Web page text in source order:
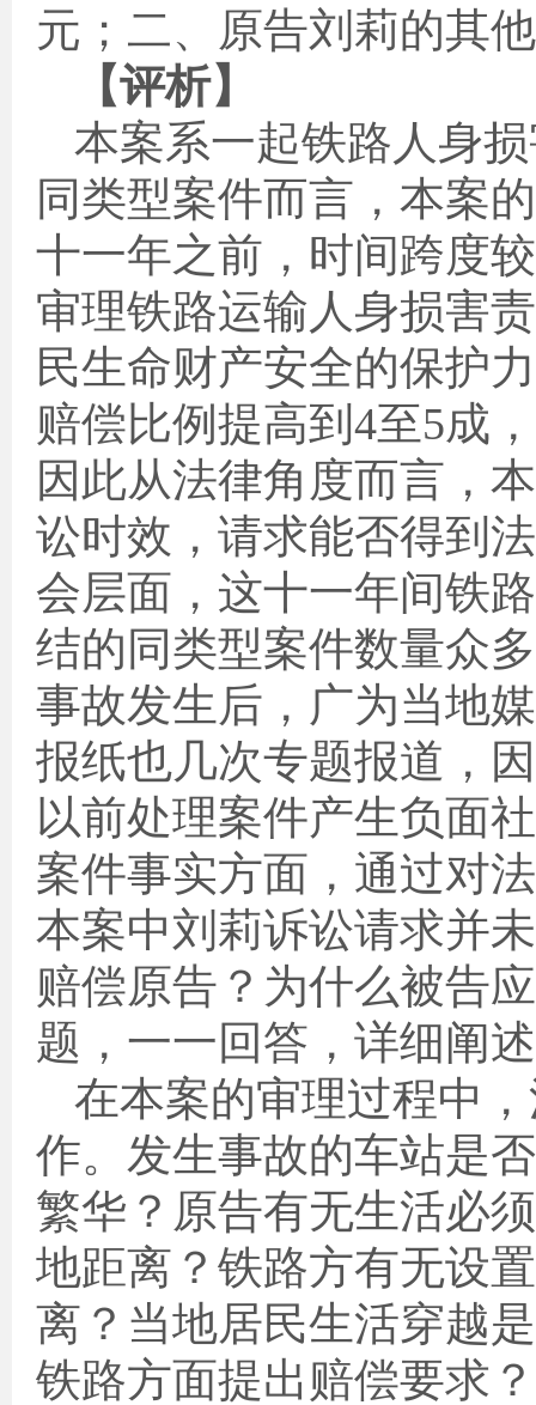
元；二、原告刘莉的其
【评析】
本案系一起铁路人身
同类型案件而言，本案
十一年之前，时间跨度
审理铁路运输人身损害
民生命财产安全的保护
赔偿比例提高到 4至5成
因此从法律角度而言，
讼时效，请求能否得到
会层面，这十一年间铁
结的同类型案件数量众
事故发生后，广为当地
报纸也几次专题报道，
以前处理案件产生负面
案件事实方面，通过对
本案中刘莉诉讼请求并
赔偿原告？为什么被告
题，一一回答，详细阐
在本案的审理过程中
作。发生事故的车站是
繁华？原告有无生活必
地距离？铁路方有无设
离？当地居民生活穿越
铁路方面提出赔偿要求